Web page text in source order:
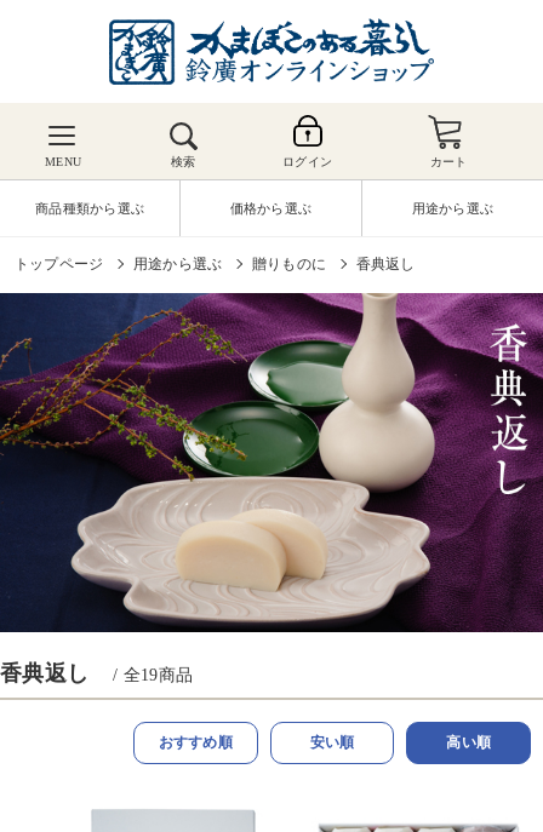
MENU 検索 ログイン カート
商品種類から選ぶ 価格から選ぶ 用途から選ぶ
トップページ 用途から選ぶ 贈りものに 香典返し
香典返し / 全19商品
おすすめ順 安い順 高い順